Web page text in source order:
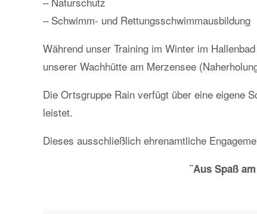
– Schwimm- und Rettungsschwimmausbildung
Während unser Training im Winter im
unserer Wachhütte am Merzensee
Die Ortsgruppe Rain verfügt über eine eigene
leistet.
Dieses ausschließlich ehrenamtliche
¨Aus Spaß